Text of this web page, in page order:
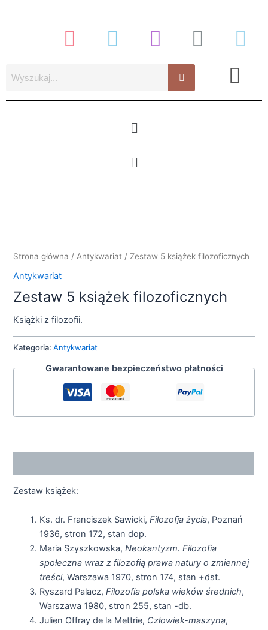
Menu
Menu
Strona główna / Antykwariat / Zestaw 5 książek filozoficznych
Antykwariat
Zestaw 5 książek filozoficznych
Książki z filozofii.
Kategoria:Antykwariat
Gwarantowane bezpieczeństwo płatności
Zestaw książek:
Ks. dr. Franciszek Sawicki,Filozofja życia, Poznań
1936, stron 172, stan dop.
Maria Szyszkowska,Neokantyzm. Filozofia
społeczna wraz z filozofią prawa natury o zmiennej
treści, Warszawa 1970, stron 174, stan +dst.
Ryszard Palacz,Filozofia polska wieków średnich,
Warszawa 1980, stron 255, stan -db.
Julien Offray de la Mettrie, Człowiek-maszyna,